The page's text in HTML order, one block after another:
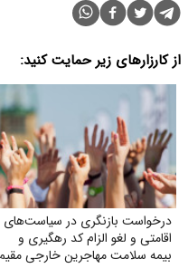
از کارزارهای زیر حمایت کنید:
درخواست بازنگری در سیاست‌های
اقامتی و لغو الزام کد رهگیری و
بیمه سلامت مهاجرین خارجی